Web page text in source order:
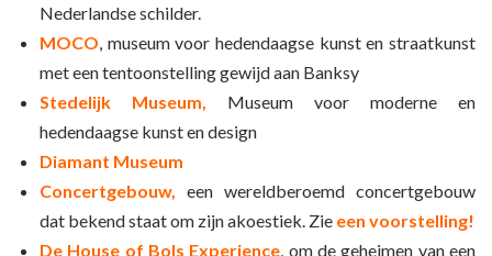
Nederlandse schilder.
MOCO , museum voor hedendaagse kunst en straatkunst
met een tentoonstelling gewijd aan Banksy
Stedelijk Museum,
Museum voor moderne en
hedendaagse kunst en design
Diamant Museum
Concertgebouw,
een wereldberoemd concertgebouw
dat bekend staat om zijn akoestiek. Zie een voorstelling!
De House of Bols Experience , om de geheimen van een